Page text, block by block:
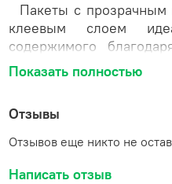
Пакеты с прозрачным
клеевым слоем
содержимого
позволяют
защищают товары от
высококачественной
пропускной
Показать полностью
Отзывы
Отзывов еще никто не
Написать отзыв